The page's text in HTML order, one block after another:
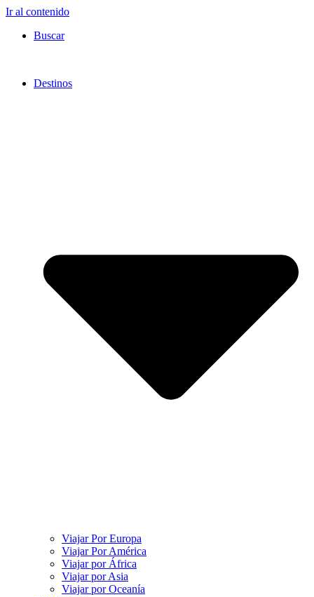
Ir al contenido
Buscar
Destinos
Viajar Por Europa
Viajar Por América
Viajar por África
Viajar por Asia
Viajar por Oceanía